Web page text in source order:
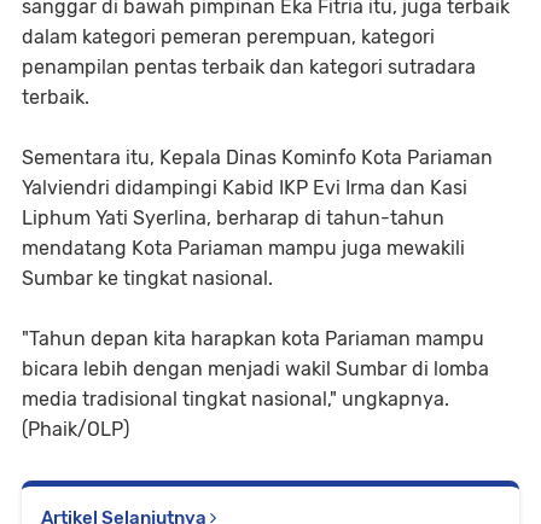
sanggar di bawah pimpinan Eka Fitria itu, juga terbaik
dalam kategori pemeran perempuan, kategori
penampilan pentas terbaik dan kategori sutradara
terbaik.
Sementara itu, Kepala Dinas Kominfo Kota Pariaman
Yalviendri didampingi Kabid IKP Evi Irma dan Kasi
Liphum Yati Syerlina, berharap di tahun-tahun
mendatang Kota Pariaman mampu juga mewakili
Sumbar ke tingkat nasional.
"Tahun depan kita harapkan kota Pariaman mampu
bicara lebih dengan menjadi wakil Sumbar di lomba
media tradisional tingkat nasional," ungkapnya.
(Phaik/OLP)
Artikel Selanjutnya